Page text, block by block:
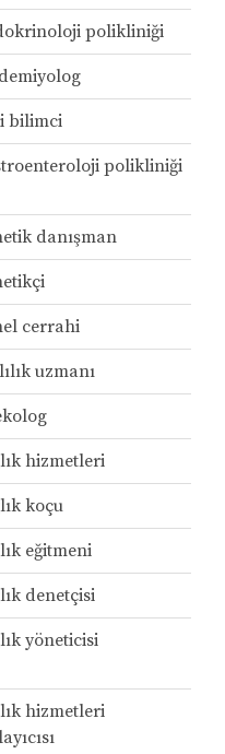
polikliniği
bilimci
polikliniği
danışman
cerrahi
uzmanı
hizmetleri
koçu
eğitmeni
denetçisi
yöneticisi
hizmetleri